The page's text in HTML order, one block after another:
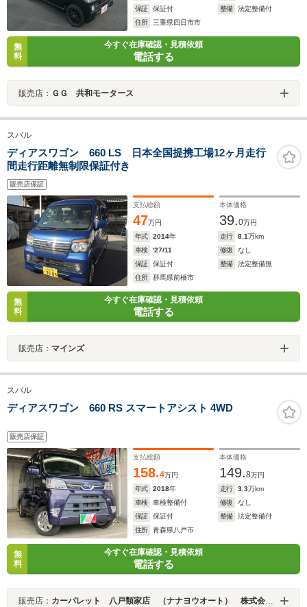
保証 保証付 整備
法定整備付
住所
三重県四日市市
無
料
今すぐ在庫確認・見積依頼
電話する
販売店： ＧＧ 共和モータース
スバル
ディアスワゴン 660 LS 日本全国提携工場12ヶ月走行
間走行距離無制限保証付き
販売店保証
支払総額
47万円
本体価格
39.0万円
年式
2014年 走行 8.1万km
車検
'27/11 修復
なし
保証
保証付 整備
法定整備無
住所
群馬県前橋市
無
料
今すぐ在庫確認・見積依頼
電話する
販売店： マインズ
スバル
ディアスワゴン 660 RS スマートアシスト 4WD
販売店保証
支払総額
158.4万円
本体価格
149.8万円
年式
2018年 走行 3.3万km
車検
車検整備付 修復
なし
保証
保証付 整備
法定整備付
住所
青森県八戸市
無
料
今すぐ在庫確認・見積依頼
電話する
販売店： カーパレット 八戸類家店 （ナナヨウオート） 株式会社七洋